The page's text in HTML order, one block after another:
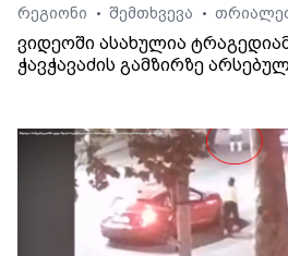
რეგიონი
• შემთხვევა •
ვიდეოში ასახულია
ჭავჭავაძის გამზირზე